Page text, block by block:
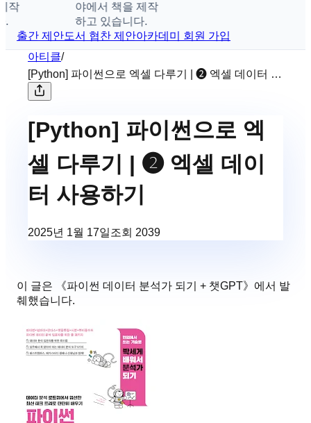
야에서 책을 제작
하고 있습니다.
출간 제안도서 협찬 제안아카데미 회원 가입
아티클/
[Python] 파이썬으로 엑셀 다루기 | ❷ 엑셀 데이터 사
용하기
[Python] 파이썬으로 엑
셀 다루기 | ❷ 엑셀 데이
터 사용하기
2025년 1월 17일조회 2039
이 글은 《파이썬 데이터 분석가 되기 + 챗GPT》에서 발
췌했습니다.